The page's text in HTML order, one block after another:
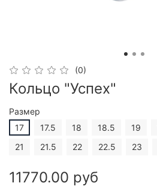
(0)
Кольцо "Успех"
Размер
17
17.5 18 18.5 19
21
21.5 22 22.5 23
11770.00 руб